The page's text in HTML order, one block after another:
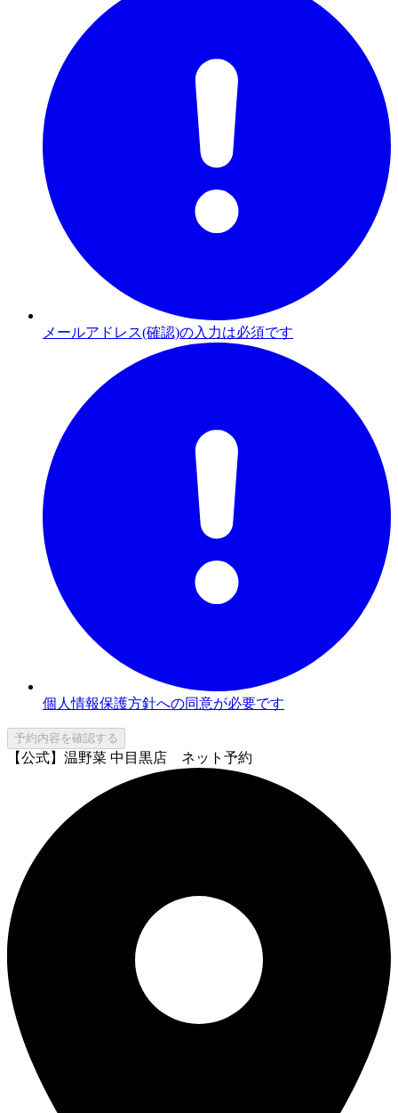
メールアドレス(確認)の入力は必須です
個人情報保護方針への同意が必要です
予約内容を確認する
【公式】温野菜 中目黒店 ネット予約